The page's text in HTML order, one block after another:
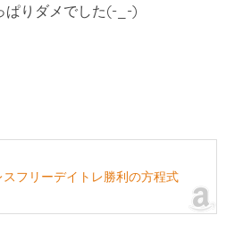
ぱりダメでした(-_-)
フリーデイトレ勝利の方程式